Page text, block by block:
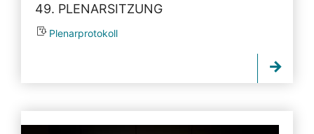
49. PLENARSITZUNG
Plenarprotokoll